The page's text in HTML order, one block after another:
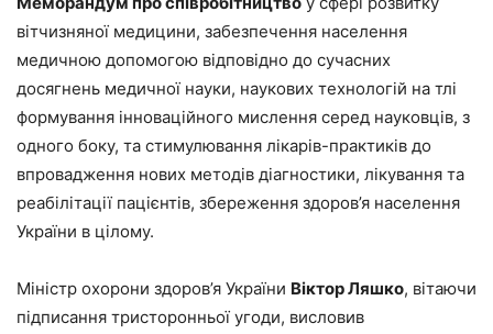
вітчизняної медицини, забезпечення населення
медичною допомогою відповідно до сучасних
досягнень медичної науки, наукових технологій на тлі
формування інноваційного мислення серед науковців, з
одного боку, та стимулювання лікарів-практиків до
впровадження нових методів діагностики, лікування та
реабілітації пацієнтів, збереження здоров’я населення
України в цілому.
Міністр охорони здоров’я України Віктор Ляшко, вітаючи
підписання тристоронньої угоди, висловив